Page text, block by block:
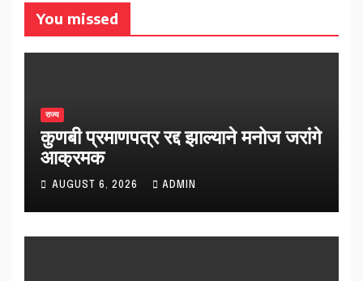
You missed
राज्य
कुणबी प्रमाणपत्र रद्द झाल्याने मनोज जरांगे
आक्रमक
AUGUST 6, 2026 ADMIN